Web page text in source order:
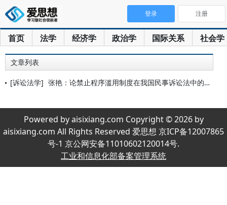
首页 法学 经济学 政治学 国际关系 社会学
登录 注册
文章列表
[诉讼法学] 张艳：论禁止程序滥用制度在我国民事诉讼法中的建立
Powered by aisixiang.com Copyright © 2026 by
aisixiang.com All Rights Reserved 爱思想 京ICP备12007865
号-1 京公网安备11010602120014号.
工业和信息化部备案管理系统